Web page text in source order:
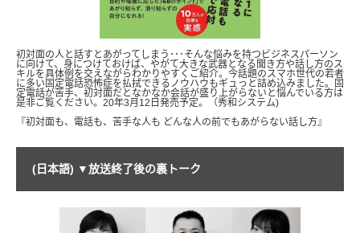
初対面の人と話すとあがってしまう･･･そんな悩みを持つビジネスパーソン
に向けて、身につけておけば、やがて大きな武器となる聞き方や話し方のス
キルを具体例を交えながらわかりやすくご紹介。今話題のスマホ世代の若者
に多い固定電話恐怖症を払拭できるノウハウもギュっと詰め込みました。固
定電話が苦手、初対面だとなかなか会話が盛り上がらないと悩んでいる方は
是非ご覧ください。20年3月12日発売予定。（秀和システム)
『初対面も、電話も、苦手な人も どんな人の前でもあがらない話し方』
(日本語) ▼放送終了後の裏トーク